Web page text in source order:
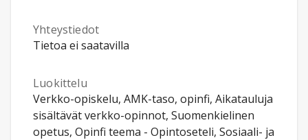
Yhteystiedot
Tietoa ei saatavilla
Luokittelu
Verkko-opiskelu, AMK-taso, opinfi, Aikatauluja
sisältävät verkko-opinnot, Suomenkielinen
opetus, Opinfi teema - Opintoseteli, Sosiaali- ja